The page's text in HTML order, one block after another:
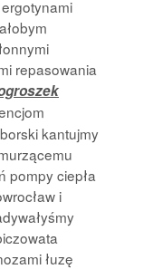
repasowania
kantujmy
pompy ciepła
i
łuzę